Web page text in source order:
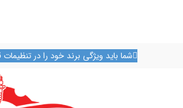
تهران، خیابان امیرکبیر، پاساژ
تلفن تماس
شما باید ویژگی برند خود را در